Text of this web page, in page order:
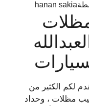
hanan sakia
لكم الكثير من
مظلات ، وحداد